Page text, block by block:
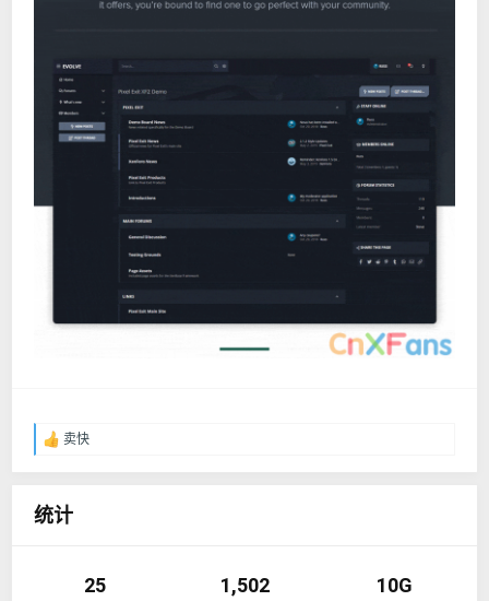
反 卖快
统计
25 1,502 10G